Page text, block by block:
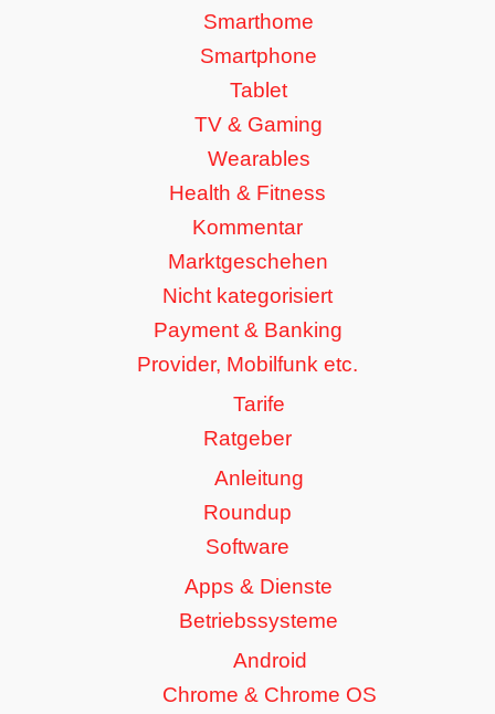
Smarthome
Smartphone
Tablet
TV & Gaming
Wearables
Health & Fitness
Kommentar
Marktgeschehen
Nicht kategorisiert
Payment & Banking
Provider, Mobilfunk etc.
Tarife
Ratgeber
Anleitung
Roundup
Software
Apps & Dienste
Betriebssysteme
Android
Chrome & Chrome OS